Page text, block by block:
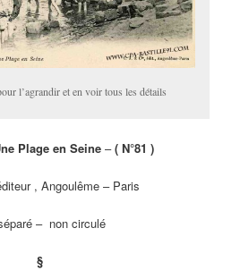
l’agrandir et en voir tous les détails
Plage en Seine –( N°81 )
, Angoulême – Paris
– non circulé
§